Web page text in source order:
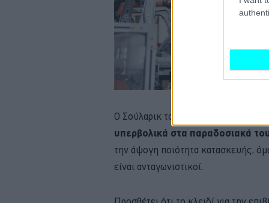
Ο Σούλαρικ τονίζει ότι
υπερβολικά στα παραδοσιακά
την άψογη ποιότητα κατασκευής,
είναι ανταγωνιστικοί.